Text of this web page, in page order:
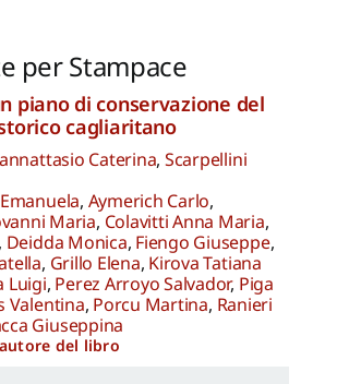
per Stampace
piano di conservazione del
cagliaritano
Caterina, Scarpellini
, Aymerich Carlo,
Maria, Colavitti Anna Maria,
, Deidda Monica, Fiengo Giuseppe,
, Grillo Elena, Kirova Tatiana
Luigi, Perez Arroyo Salvador, Piga
Valentina, Porcu Martina, Ranieri
Giuseppina
del libro